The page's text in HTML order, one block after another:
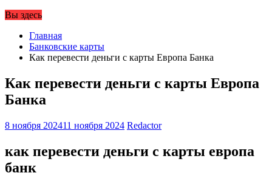
Вы здесь
Главная
Банковские карты
Как перевести деньги с карты Европа Банка
Как перевести деньги с карты Европа
Банка
8 ноября 202411 ноября 2024 Redactor
как перевести деньги с карты европа
банк